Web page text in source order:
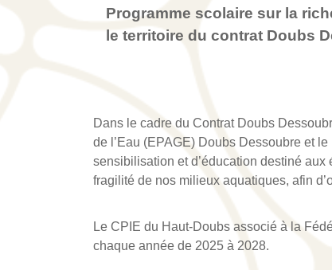
Programme scolaire sur la
le territoire du contrat Doubs
Dans le cadre du Contrat Doubs
de l’Eau (EPAGE) Doubs Dessoubre et
sensibilisation et d’éducation destiné
fragilité de nos milieux aquatiques, afin
Le CPIE du Haut-Doubs associé à la
chaque année de 2025 à 2028.